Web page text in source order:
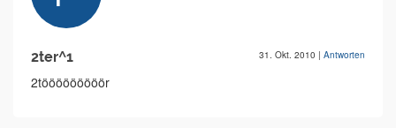
2ter^1 31. Okt. 2010 | Antworten
2tööööööööör